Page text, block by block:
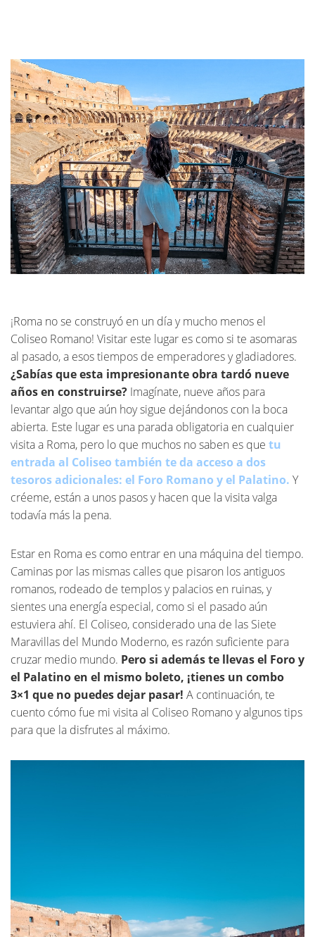
¡Roma no se construyó en un día y mucho menos el
Coliseo Romano! Visitar este lugar es como si te asomaras
al pasado, a esos tiempos de emperadores y gladiadores.
¿Sabías que esta impresionante obra tardó nueve
años en construirse? Imagínate, nueve años para
levantar algo que aún hoy sigue dejándonos con la boca
abierta. Este lugar es una parada obligatoria en cualquier
visita a Roma, pero lo que muchos no saben es que tu
entrada al Coliseo también te da acceso a dos
tesoros adicionales: el Foro Romano y el Palatino. Y
créeme, están a unos pasos y hacen que la visita valga
todavía más la pena.
Estar en Roma es como entrar en una máquina del tiempo.
Caminas por las mismas calles que pisaron los antiguos
romanos, rodeado de templos y palacios en ruinas, y
sientes una energía especial, como si el pasado aún
estuviera ahí. El Coliseo, considerado una de las Siete
Maravillas del Mundo Moderno, es razón suficiente para
cruzar medio mundo. Pero si además te llevas el Foro y
el Palatino en el mismo boleto, ¡tienes un combo
3×1 que no puedes dejar pasar! A continuación, te
cuento cómo fue mi visita al Coliseo Romano y algunos tips
para que la disfrutes al máximo.